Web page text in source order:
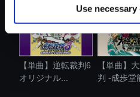
Use
【単曲】逆転裁判6
オリジナル...
【単曲】
判 -成歩堂